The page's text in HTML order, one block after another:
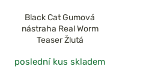
Black Cat Gumová
nástraha Real Worm
Teaser Žlutá
poslední kus skladem